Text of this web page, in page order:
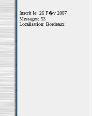
Inscrit le: 26 F�v 2007
Messages: 53
Localisation: Bordeaux